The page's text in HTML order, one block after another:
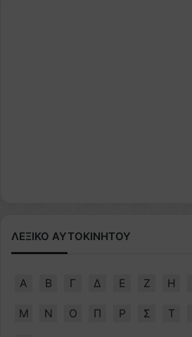
ΛΕΞΙΚΟ ΑΥΤΟΚΙΝΗΤΟΥ
Α Β Γ Δ Ε Ζ Η
Μ Ν Ο Π Ρ Σ Τ